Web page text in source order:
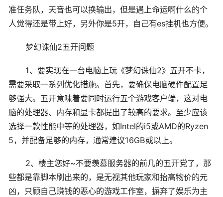
准任务队，天音也可以换输出，但是遇上命运啊什么的个
人觉得还是带上好，另外你是5开，自己有es挂机也方便。
梦幻诛仙2五开问题
1、要实现在一台电脑上玩《梦幻诛仙2》五开不卡，
需要采取一系列优化措施。首先，要确保电脑硬件配置足
够强大。五开意味着要同时运行五个游戏客户端，这对电
脑的处理器、内存和显卡都提出了较高的要求。至少应该
选择一款性能中等的处理器，如Intel的i5或AMD的Ryzen
5，并配备足够的内存，通常建议16GB或以上。
2、楼主您好~不要羡慕服务器的前几的五开党了，那
些都是靠脚本刷出来的，是无视其他玩家和抬高物价的元
凶，只顾自己赚钱的恶心的游戏工作室，摒弃了娱乐为主